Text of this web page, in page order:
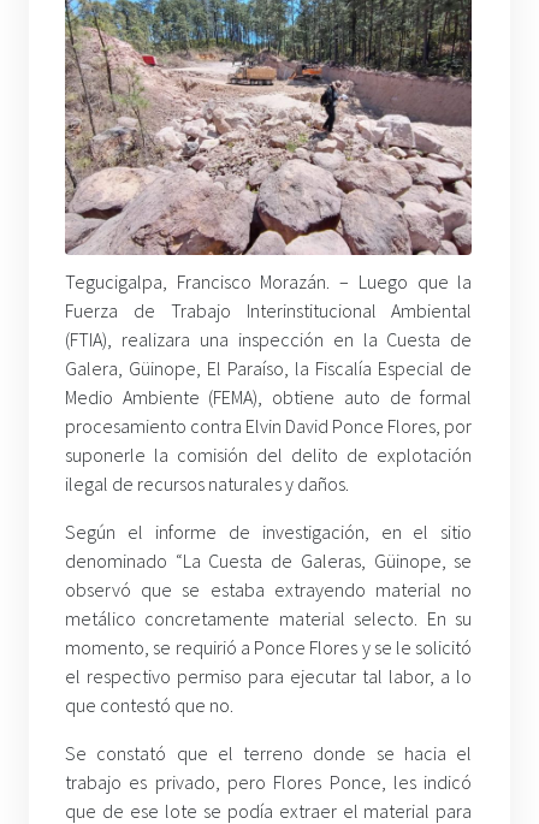
Tegucigalpa, Francisco Morazán. – Luego que la
Fuerza de Trabajo Interinstitucional Ambiental
(FTIA), realizara una inspección en la Cuesta de
Galera, Güinope, El Paraíso, la Fiscalía Especial de
Medio Ambiente (FEMA), obtiene auto de formal
procesamiento contra Elvin David Ponce Flores, por
suponerle la comisión del delito de explotación
ilegal de recursos naturales y daños.
Según el informe de investigación, en el sitio
denominado “La Cuesta de Galeras, Güinope, se
observó que se estaba extrayendo material no
metálico concretamente material selecto. En su
momento, se requirió a Ponce Flores y se le solicitó
el respectivo permiso para ejecutar tal labor, a lo
que contestó que no.
Se constató que el terreno donde se hacia el
trabajo es privado, pero Flores Ponce, les indicó
que de ese lote se podía extraer el material para